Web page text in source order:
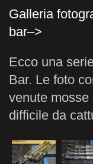
Galleria
bar–>
Ecco una
Bar. Le foto
venute
difficile da